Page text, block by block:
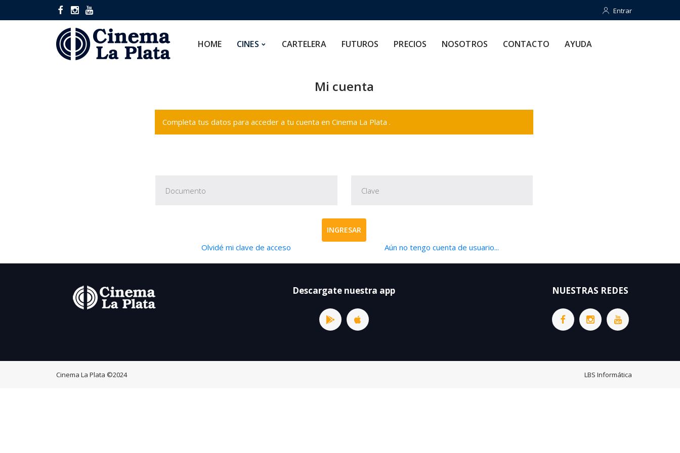
Entrar
Entrar
HOME CINES CARTELERA FUTUROS PRECIOS NOSOTROS CONTACTO AYUDA
Mi cuenta
Completa tus datos para acceder a tu cuenta en Cinema La Plata .
INGRESAR
Olvidé mi clave de acceso Aún no tengo cuenta de usuario...
Descargate nuestra app NUESTRAS REDES
Cinema La Plata ©2024 LBS Informática